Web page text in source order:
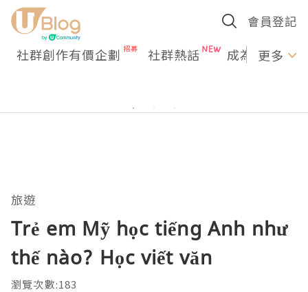
會員登記
社群創作有價企劃 社群熱話 成為U更多
旅遊
Trẻ em Mỹ học tiếng Anh như
thế nào? Học viết văn
瀏覽次數:183